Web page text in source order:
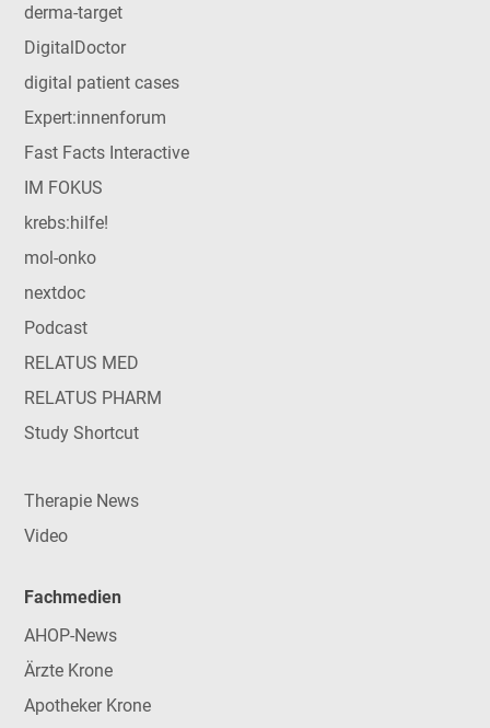
derma-target
DigitalDoctor
digital patient cases
Expert:innenforum
Fast Facts Interactive
IM FOKUS
krebs:hilfe!
mol-onko
nextdoc
Podcast
RELATUS MED
RELATUS PHARM
Study Shortcut
Therapie News
Video
Fachmedien
AHOP-News
Ärzte Krone
Apotheker Krone